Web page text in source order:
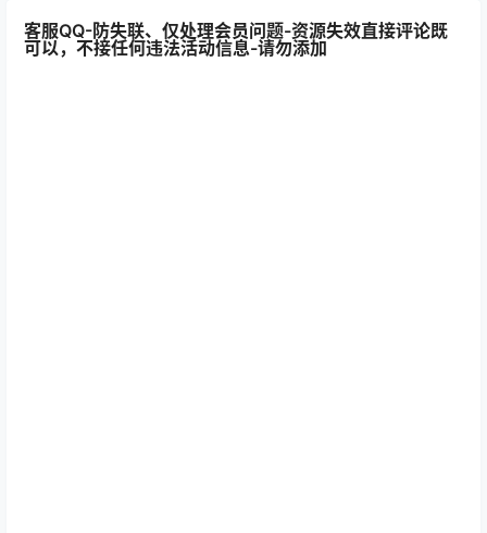
客服QQ-防失联、仅处理会员问题-资源失效直接评论既
可以，不接任何违法活动信息-请勿添加